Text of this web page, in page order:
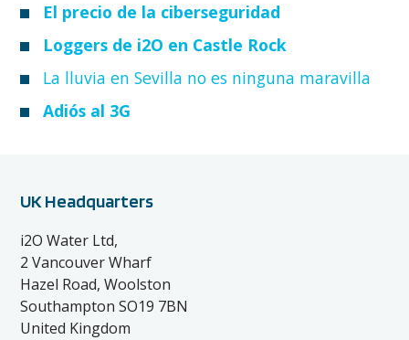
El precio de la ciberseguridad
Loggers de i2O en Castle Rock
La lluvia en Sevilla no es ninguna maravilla
Adiós al 3G
UK Headquarters
i2O Water Ltd,
2 Vancouver Wharf
Hazel Road, Woolston
Southampton SO19 7BN
United Kingdom